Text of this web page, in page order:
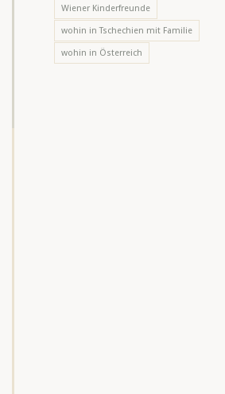
Wiener Kinderfreunde
wohin in Tschechien mit Familie
wohin in Österreich